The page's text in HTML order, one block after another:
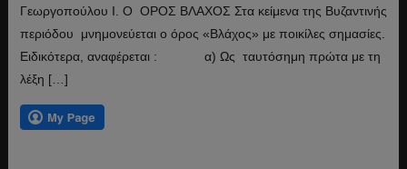
Γεωργοπούλου Ι. Ο ΟΡΟΣ ΒΛΑΧΟΣ Στα κείμενα της Βυζαντινής
περιόδου μνημονεύεται ο όρος «Βλάχος» με ποικίλες σημασίες.
Ειδικότερα, αναφέρεται : α) Ως ταυτόσημη πρώτα με τη
λέξη […]